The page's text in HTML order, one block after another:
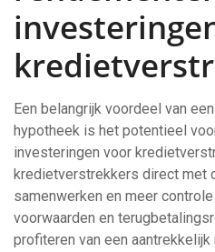
Een belangrijk voordeel van
hypotheek is het potentieel
investeringen voor
kredietverstrekkers direct met
samenwerken en meer
voorwaarden en
profiteren van een aantrekkelijk